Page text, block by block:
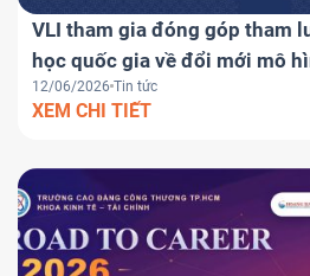
VLI tham gia đóng góp tham
học quốc gia về đổi mới mô
nước
12/06/2026 Tin tức
XEM CHI TIẾT